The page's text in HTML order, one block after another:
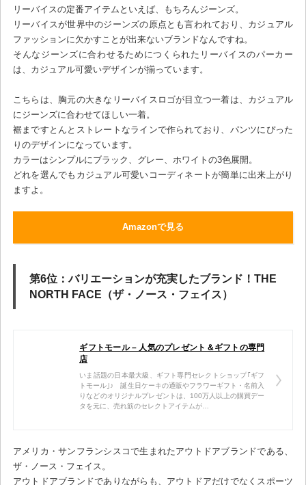
リーバイスの定番アイテムといえば、もちろんジーンズ。
リーバイスが世界中のジーンズの原点とも言われており、カジュアル
ファッションに欠かすことが出来ないブランドなんですね。
そんなジーンズに合わせるためにつくられたリーバイスのパーカー
は、カジュアル可愛いデザインが揃っています。
こちらは、胸元の大きなリーバイスロゴが目立つ一着は、カジュアル
にジーンズに合わせてほしい一着。
裾まですとんとストレートなラインで作られており、パンツにぴった
りのデザインになっています。
カラーはシンプルにブラック、グレー、ホワイトの3色展開。
どれを選んでもカジュアル可愛いコーディネートが簡単に出来上がり
ますよ。
Amazonで見る
第6位：バリエーションが充実したブランド！THE
NORTH FACE（ザ・ノース・フェイス）
ギフトモール – 人気のプレゼント＆ギフトの専門
店
いま話題の日本最大級、ギフト専門セレクトショップ｢ギフ
トモール｣♪ 誕生日ケーキの通販やフラワーギフト・名前入
りなどのオリジナルプレゼントは、100万人以上の購買デー
タを元に、売れ筋のセレクトアイテムが…
アメリカ・サンフランシスコで生まれたアウトドアブランドである、
ザ・ノース・フェイス。
アウトドアブランドでありながらも、アウトドアだけでなくスポーツ